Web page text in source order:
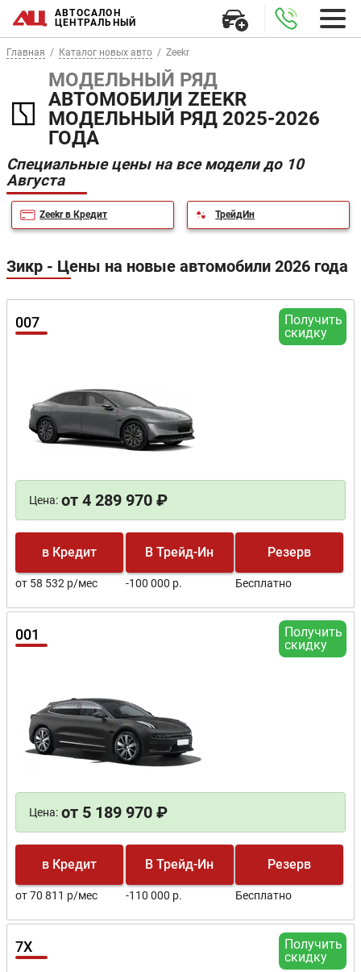
АВТОСАЛОН
ЦЕНТРАЛЬНЫЙ
Главная Каталог новых авто Zeekr
МОДЕЛЬНЫЙ РЯД
АВТОМОБИЛИ ZEEKR
МОДЕЛЬНЫЙ РЯД 2025-2026
ГОДА
Специальные цены на все модели до 10
Августа
Zeekr в Кредит ТрейдИн
Зикр - Цены на новые автомобили 2026 года
Получить
скидку
007
Цена: от 4 289 970 ₽
в Кредит
от 58 532 р/мес
В Трейд-Ин
-100 000 р.
Резерв
Бесплатно
Получить
скидку
001
Цена: от 5 189 970 ₽
в Кредит
от 70 811 р/мес
В Трейд-Ин
-110 000 р.
Резерв
Бесплатно
Получить
скидку
7X